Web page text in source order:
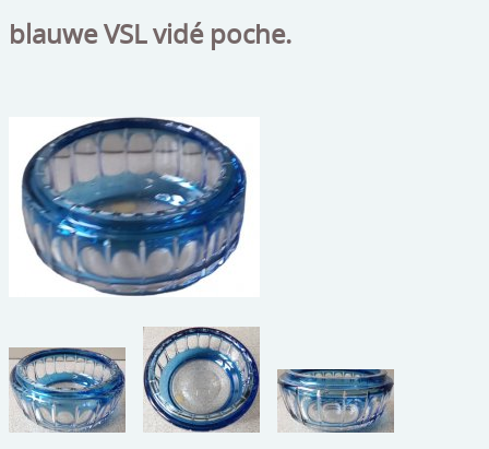
OUTLET
beelden
meubels
reclamevoorwerpen/merken
curiosa
schilderijen
porselein/aardewerk
juwelen/horloges/brillen
medailles/munten/bankbiljetten
INFO
CONTACT
blauwe VSL vidé poche.